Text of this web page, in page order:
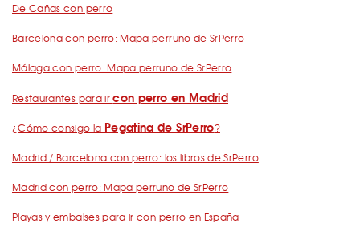
De Cañas con perro
Barcelona con perro: Mapa perruno de SrPerro
Málaga con perro: Mapa perruno de SrPerro
Restaurantes para ircon perro en Madrid
¿Cómo consigo la Pegatina de SrPerro?
Madrid / Barcelona con perro: los libros de SrPerro
Madrid con perro: Mapa perruno de SrPerro
Playas y embalses para ir con perro en España